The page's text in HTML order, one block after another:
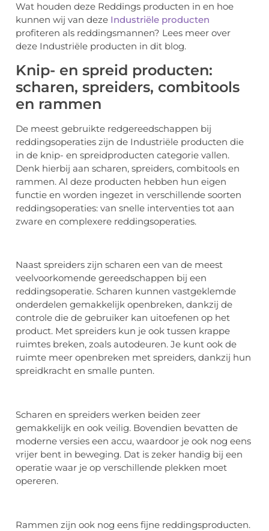
Wat houden deze Reddings producten in en hoe
kunnen wij van deze Industriële producten
profiteren als reddingsmannen? Lees meer over
deze Industriële producten in dit blog.
Knip- en spreid producten:
scharen, spreiders, combitools
en rammen
De meest gebruikte redgereedschappen bij
reddingsoperaties zijn de Industriële producten die
in de knip- en spreidproducten categorie vallen.
Denk hierbij aan scharen, spreiders, combitools en
rammen. Al deze producten hebben hun eigen
functie en worden ingezet in verschillende soorten
reddingsoperaties: van snelle interventies tot aan
zware en complexere reddingsoperaties.
Naast spreiders zijn scharen een van de meest
veelvoorkomende gereedschappen bij een
reddingsoperatie. Scharen kunnen vastgeklemde
onderdelen gemakkelijk openbreken, dankzij de
controle die de gebruiker kan uitoefenen op het
product. Met spreiders kun je ook tussen krappe
ruimtes breken, zoals autodeuren. Je kunt ook de
ruimte meer openbreken met spreiders, dankzij hun
spreidkracht en smalle punten.
Scharen en spreiders werken beiden zeer
gemakkelijk en ook veilig. Bovendien bevatten de
moderne versies een accu, waardoor je ook nog eens
vrijer bent in beweging. Dat is zeker handig bij een
operatie waar je op verschillende plekken moet
opereren.
Rammen zijn ook nog eens fijne reddingsproducten.